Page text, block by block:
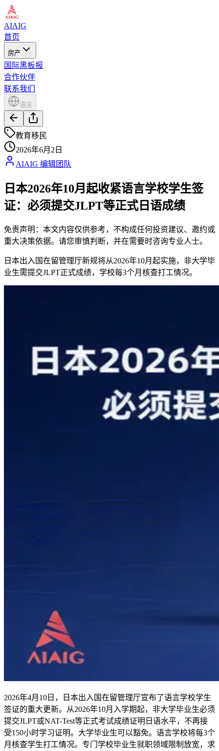
AIAIG
首页
房产
国际黑板报
合作伙伴
联系我们
语言
教育移民
2026年6月2日
AIAIG 编辑团队
日本2026年10月起收紧语言学校学生签
证：必须提交JLPT等正式日语成绩
免责声明：本文内容仅供参考，不构成任何投资建议、邀约或
重大决策依据。请您审慎判断，并在需要时咨询专业人士。
日本出入国在留管理厅新规将从2026年10月起实施，非大学毕
业生需提交JLPT正式成绩，学校每3个月核查打工情况。
2026年4月10日，日本出入国在留管理厅宣布了语言学校学生
签证的重大更新。从2026年10月入学期起，非大学毕业生必须
提交JLPT或NAT-Test等正式考试成绩证明日语水平，不再接
受150小时学习证明。大学毕业生可以豁免。语言学校将每3个
月核查学生打工情况。专门学校毕业生就职领域限制放宽，求